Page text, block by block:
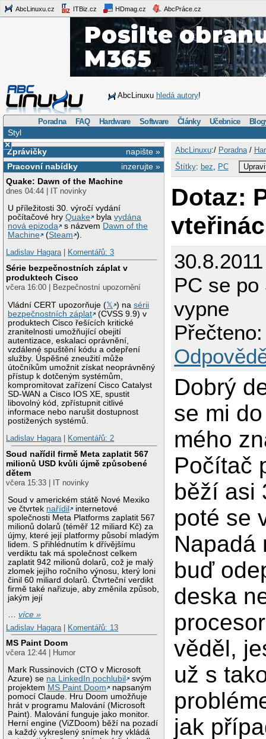
AbcLinuxu.cz ITBiz.cz HDmag.cz AbcPráce.cz
AbcLinuxu hledá autory!
Poradna FAQ Hardware Software Články Učebnice
Styl
×
napište »
Zprávičky
inzerujte »
Pracovní nabídky
Quake: Dawn of the Machine
dnes 04:44 | IT novinky
U příležitosti 30. výročí vydání
počítačové hryQuake bylavydána
nová epizoda
s názvem Dawn of the
Machine
(Steam ).
Ladislav Hagara| Komentářů: 3
Série bezpečnostních záplat v
produktech Cisco
včera 16:00 | Bezpečnostní upozornění
Vládní CERT upozorňuje (𝕏 ) nasérii
bezpečnostních záplat
(CVSS 9.9) v
produktech Cisco řešících kritické
zranitelnosti umožňující obejití
autentizace, eskalaci oprávnění,
vzdálené spuštění kódu a odepření
služby. Úspěšné zneužití může
útočníkům umožnit získat neoprávněný
přístup k dotčeným systémům,
kompromitovat zařízení Cisco Catalyst
SD-WAN a Cisco IOS XE, spustit
libovolný kód, zpřístupnit citlivé
informace nebo narušit dostupnost
postižených systémů.
Ladislav Hagara| Komentářů: 2
Soud nařídil firmě Meta zaplatit 567
milionů USD kvůli újmě způsobené
dětem
včera 15:33 | IT novinky
Soud v americkém státě Nové Mexiko
ve čtvrtek nařídil
internetové
společnosti Meta Platforms zaplatit 567
milionů dolarů (téměř 12 miliard Kč) za
újmy, které její platformy působí mladým
lidem. S přihlédnutím k dřívějšímu
verdiktu tak má společnost celkem
zaplatit 942 milionů dolarů, což je malý
zlomek jejího ročního výnosu, který loni
činil 60 miliard dolarů. Čtvrteční verdikt
firmě také nařizuje, aby změnila způsob,
jakým její
…více »
Ladislav Hagara
Komentářů: 13
MS Paint Doom
včera 12:44 | Humor
Mark Russinovich (CTO v Microsoft
Azure) se na LinkedIn pochlubil
svým
projektem MS Paint Doom
napsaným
pomocí Claude. Hru Doom umožňuje
hrát v programu Malování (Microsoft
Paint). Malování funguje jako monitor.
Herní engine (ViZDoom) běží na pozadí
a každý vykreslený snímek hry vkládá
AbcLinuxu:/ Poradna/
Štítky: bez PC
Dotaz:
PC se
vypne
Dobrý
se mi
mého
Počítač
běží asi
poté se
Napadá
buď
deska
věděl,
už s
jak